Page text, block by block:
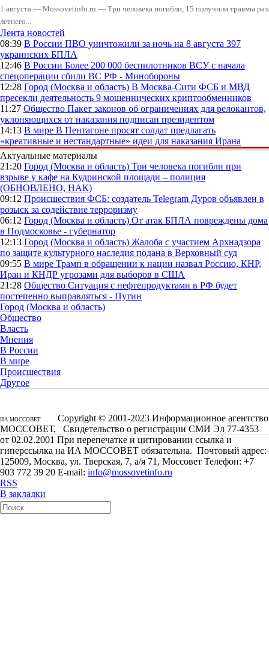
1 августа — Mossovetinfo.ru — Три человека погибли, 15 получили травмы
летнего...
Лента новостей
08:39 В России ПВО уничтожили за ночь на 8 августа 397
украинских БПЛА
12:46 В России Более 200 000 беспилотников ВСУ с начала
спецоперации сбили ВС РФ - Минобороны
12:28 Город (Москва и область) В Москва-Сити ФСБ и МВД
пресекли деятельность 9 мошеннических криптообменников
11:27 Общество Пакет законов об ограничениях для релокантов,
уклоняющихся от наказания подписан президентом
14:13 В мире В Пентагоне просят солдат предлагать
«креативные и нестандартные» идеи для наказания Ирана
Актуальные материалы
21:20 Город (Москва и область) Три человека погибли при
взрыве у кафе на Кудринской площади – полиция
(ОБНОВЛЕНО, НАК)
09:12 Происшествия ФСБ: создатель Telegram Дуров объявлен в
розыск за содействие терроризму
06:12 Город (Москва и область) От атак БПЛА повреждены дома
в Подмосковье - губернатор
12:13 Город (Москва и область) Жалоба с участием Архнадзора
по защите культурного наследия подана в Верховный суд
09:55 В мире Трамп в обращении к нации назвал Россию, КНР,
Иран и КНДР угрозами для выборов в США
21:28 Общество Ситуация с нефтепродуктами в РФ будет
постепенно выправляться - Путин
Город (Москва и область)
Общество
Власть
Мнения
В России
В мире
Происшествия
Другое
ИА МОССОВЕТ
Copyright © 2001-2023 Информационное агентство
МОССОВЕТ, Свидетельство о регистрации СМИ Эл 77-4353
от 02.02.2001 При перепечатке и цитировании ссылка и
гиперссылка на ИА МОССОВЕТ обязательна. Почтовый адрес:
125009, Москва, ул. Тверская, 7, а/я 71, Моссовет Телефон: +7
903 772 39 20 E-mail: info@mossovetinfo.ru
RSS
В закладки